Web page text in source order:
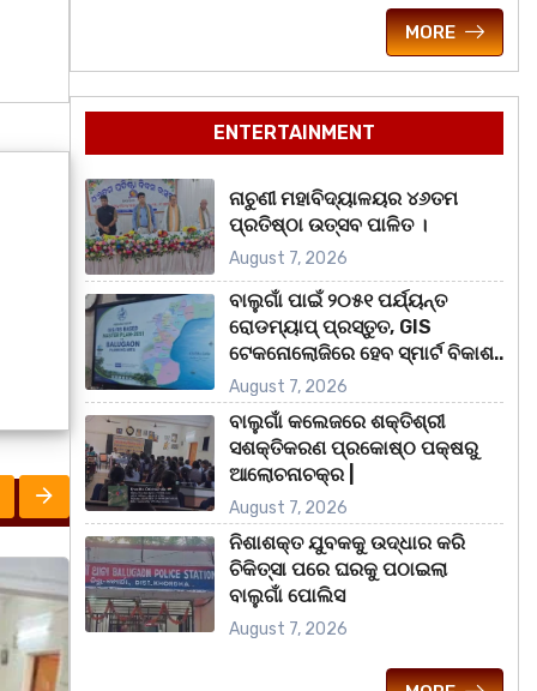
ମହାନଗର ରାଜନୀତି ରାଜ୍ୟ
MORE
ENTERTAINMENT
ନାଚୁଣୀ ମହାବିଦ୍ୟାଳୟର ୪୬ତମ
ପ୍ରତିଷ୍ଠା ଉତ୍ସବ ପାଳିତ ।
August 7, 2026
ବାଲୁଗାଁ ପାଇଁ ୨୦୫୧ ପର୍ଯ୍ୟନ୍ତ
ରୋଡମ୍ୟାପ୍ ପ୍ରସ୍ତୁତ, GIS
ଟେକନୋଲୋଜିରେ ହେବ ସ୍ମାର୍ଟ ବିକାଶ..
August 7, 2026
ବାଲୁଗାଁ କଲେଜରେ ଶକ୍ତିଶ୍ରୀ
ସଶକ୍ତିକରଣ ପ୍ରକୋଷ୍ଠ ପକ୍ଷରୁ
ଆଲୋଚନାଚକ୍ର |
August 7, 2026
ନିଶାଶକ୍ତ ଯୁବକକୁ ଉଦ୍ଧାର କରି
ଚିକିତ୍ସା ପରେ ଘରକୁ ପଠାଇଲା
ବାଲୁଗାଁ ପୋଲିସ
August 7, 2026